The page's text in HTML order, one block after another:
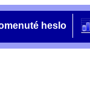
heslo